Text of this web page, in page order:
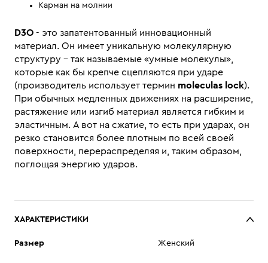
Карман на молнии
D3O - это запатентованный инновационный
материал. Он имеет уникальную молекулярную
структуру - так называемые «умные молекулы»,
которые как бы крепче сцепляются при ударе
(производитель использует термин moleculas lock).
При обычных медленных движениях на расширение,
растяжение или изгиб материал является гибким и
эластичным. А вот на сжатие, то есть при ударах, он
резко становится более плотным по всей своей
поверхности, перераспределяя и, таким образом,
поглощая энергию ударов.
ХАРАКТЕРИСТИКИ
Размер Женский